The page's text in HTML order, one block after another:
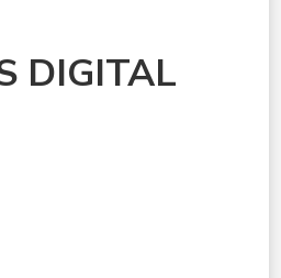
DIGITAL